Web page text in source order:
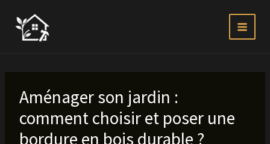
contenu
Aménager son jardin :
comment choisir et poser une
bordure en bois durable ?